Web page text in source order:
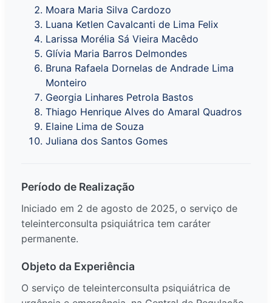
Moara Maria Silva Cardozo
Luana Ketlen Cavalcanti de Lima Felix
Larissa Morélia Sá Vieira Macêdo
Glívia Maria Barros Delmondes
Bruna Rafaela Dornelas de Andrade Lima
Monteiro
Georgia Linhares Petrola Bastos
Thiago Henrique Alves do Amaral Quadros
Elaine Lima de Souza
Juliana dos Santos Gomes
Período de Realização
Iniciado em 2 de agosto de 2025, o serviço de
teleinterconsulta psiquiátrica tem caráter
permanente.
Objeto da Experiência
O serviço de teleinterconsulta psiquiátrica de